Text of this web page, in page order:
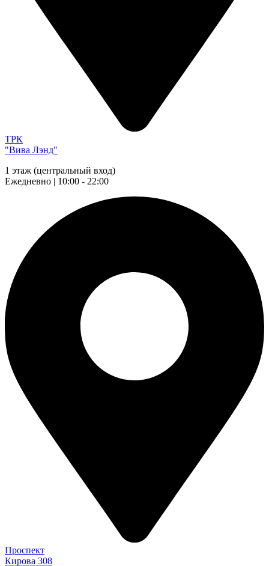
ТРК
"Вива Лэнд"
1 этаж (центральный вход)
Ежедневно | 10:00 - 22:00
Проспект
Кирова 308